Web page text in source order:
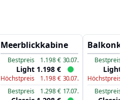
Meerblickkabine
Bestpreis 1.198€ 30.07.
Light 1.198€
Höchstpreis 1.198€ 30.07.
Bestpreis
1.298€ 17.07.
Bestpreis
Light
Höchstpreis
Bestpreis